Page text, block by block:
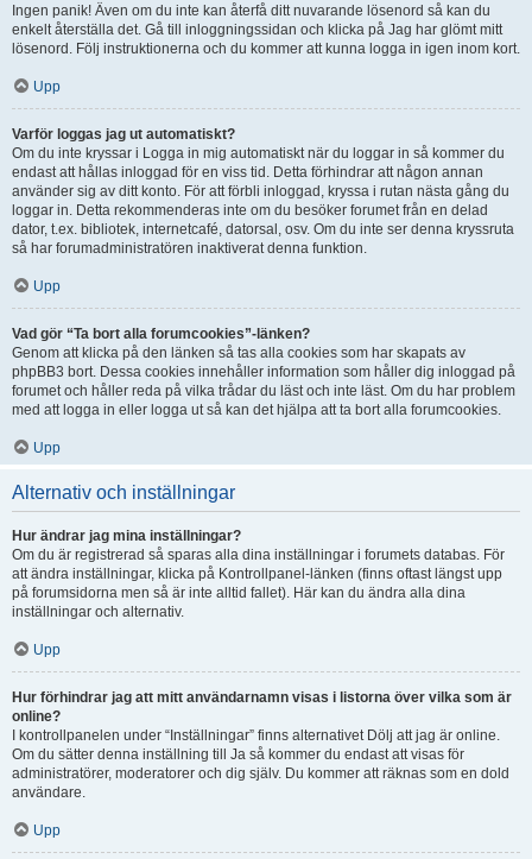
Ingen panik! Även om du inte kan återfå ditt nuvarande lösenord så kan du
enkelt återställa det. Gå till inloggningssidan och klicka på Jag har glömt mitt
lösenord. Följ instruktionerna och du kommer att kunna logga in igen inom kort.
Upp
Varför loggas jag ut automatiskt?
Om du inte kryssar i Logga in mig automatiskt när du loggar in så kommer du
endast att hållas inloggad för en viss tid. Detta förhindrar att någon annan
använder sig av ditt konto. För att förbli inloggad, kryssa i rutan nästa gång du
loggar in. Detta rekommenderas inte om du besöker forumet från en delad
dator, t.ex. bibliotek, internetcafé, datorsal, osv. Om du inte ser denna kryssruta
så har forumadministratören inaktiverat denna funktion.
Upp
Vad gör “Ta bort alla forumcookies”-länken?
Genom att klicka på den länken så tas alla cookies som har skapats av
phpBB3 bort. Dessa cookies innehåller information som håller dig inloggad på
forumet och håller reda på vilka trådar du läst och inte läst. Om du har problem
med att logga in eller logga ut så kan det hjälpa att ta bort alla forumcookies.
Upp
Alternativ och inställningar
Hur ändrar jag mina inställningar?
Om du är registrerad så sparas alla dina inställningar i forumets databas. För
att ändra inställningar, klicka på Kontrollpanel-länken (finns oftast längst upp
på forumsidorna men så är inte alltid fallet). Här kan du ändra alla dina
inställningar och alternativ.
Upp
Hur förhindrar jag att mitt användarnamn visas i listorna över vilka som är
online?
I kontrollpanelen under “Inställningar” finns alternativet Dölj att jag är online.
Om du sätter denna inställning till Ja så kommer du endast att visas för
administratörer, moderatorer och dig själv. Du kommer att räknas som en dold
användare.
Upp